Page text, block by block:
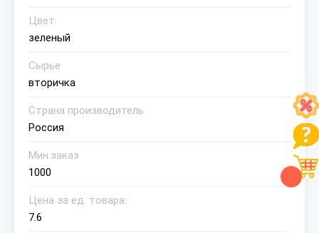
Цвет
зеленый
Сырье
вторичка
Страна производитель
Россия
Мин.заказ
1000
Цена за ед. товара:
7.6